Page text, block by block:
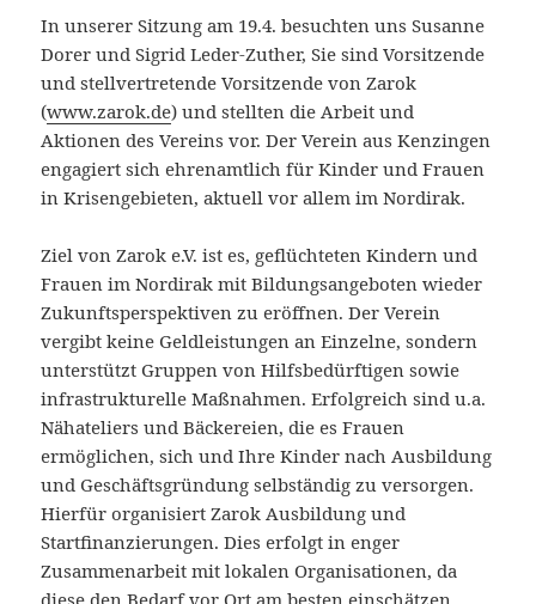
In unserer Sitzung am 19.4. besuchten uns Susanne
Dorer und Sigrid Leder-Zuther, Sie sind Vorsitzende
und stellvertretende Vorsitzende von Zarok
(www.zarok.de) und stellten die Arbeit und
Aktionen des Vereins vor. Der Verein aus Kenzingen
engagiert sich ehrenamtlich für Kinder und Frauen
in Krisengebieten, aktuell vor allem im Nordirak.
Ziel von Zarok e.V. ist es, geflüchteten Kindern und
Frauen im Nordirak mit Bildungsangeboten wieder
Zukunftsperspektiven zu eröffnen. Der Verein
vergibt keine Geldleistungen an Einzelne, sondern
unterstützt Gruppen von Hilfsbedürftigen sowie
infrastrukturelle Maßnahmen. Erfolgreich sind u.a.
Nähateliers und Bäckereien, die es Frauen
ermöglichen, sich und Ihre Kinder nach Ausbildung
und Geschäftsgründung selbständig zu versorgen.
Hierfür organisiert Zarok Ausbildung und
Startfinanzierungen. Dies erfolgt in enger
Zusammenarbeit mit lokalen Organisationen, da